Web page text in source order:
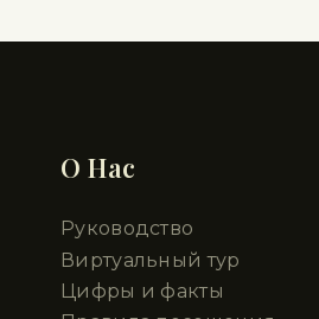
О Нас
Руководство
Виртуальный тур
Цифры и факты